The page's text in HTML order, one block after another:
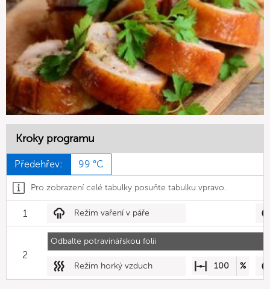
Kroky programu
Předehřev: 99 °C
Pro zobrazení celé tabulky posuňte tabulku vpravo.
1 Režim vaření v páře
Odbalte potravinářskou folii
2
Režim horký vzduch 100 %